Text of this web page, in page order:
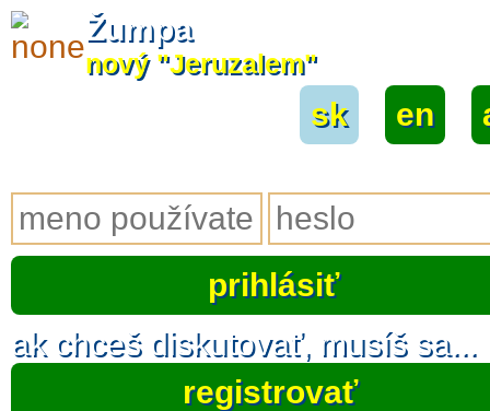
Žumpa
nový "Jeruzalem"
sk en
ak chceš diskutovať, musíš sa...
registrovať